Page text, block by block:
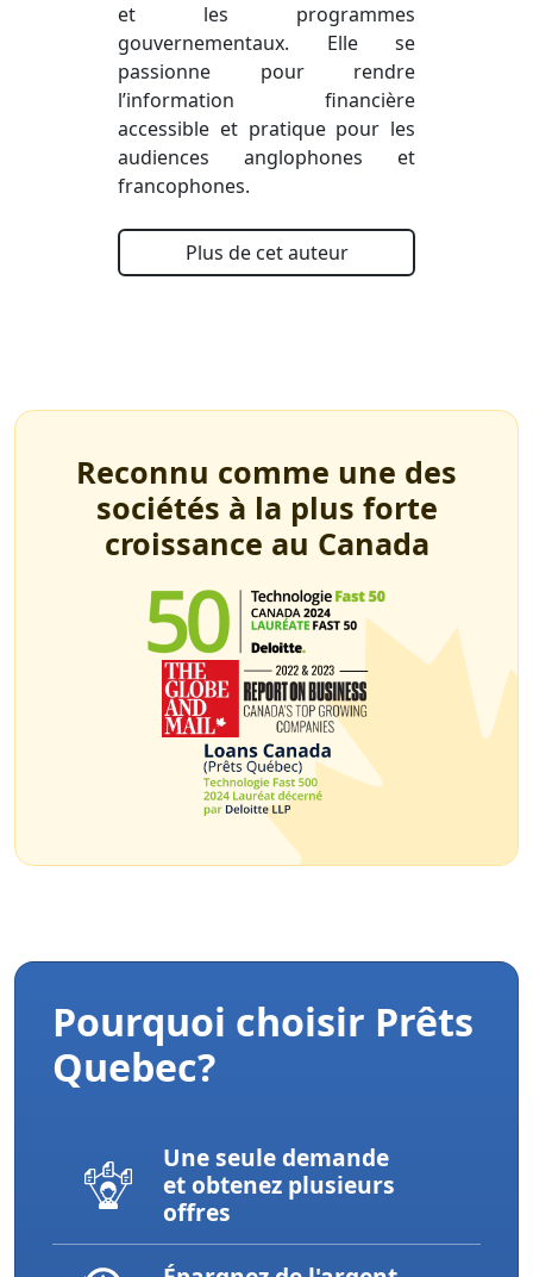
et les programmes
gouvernementaux. Elle se
passionne pour rendre
l’information financière
accessible et pratique pour les
audiences anglophones et
francophones.
Plus de cet auteur
Reconnu comme une des
sociétés à la plus forte
croissance au Canada
Pourquoi choisir Prêts
Quebec?
Une seule demande
et obtenez plusieurs
offres